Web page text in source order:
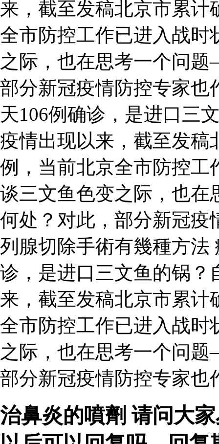
来，截至发稿北京市累计
全市防控工作已进入战时
之际，也在思考一个问
部分新冠疫情防控专家也
天106例确诊，是进口三
疫情出现以来，截至发稿
例，当前北京全市防控工
谈三文鱼色变之际，也
何处？对此，部分新冠疫
列腺切除手術有幾種方法
诊，是进口三文鱼的锅？
来，截至发稿北京市累计
全市防控工作已进入战时
之际，也在思考一个问
部分新冠疫情防控专家也
治鼻炎的噴劑 请问大